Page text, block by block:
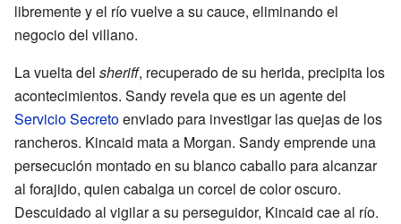
libremente y el río vuelve a su cauce, eliminando el
negocio del villano.
La vuelta del sheriff, recuperado de su herida, precipita los
acontecimientos. Sandy revela que es un agente del
Servicio Secretoenviado para investigar las quejas de los
rancheros. Kincaid mata a Morgan. Sandy emprende una
persecución montado en su blanco caballo para alcanzar
al forajido, quien cabalga un corcel de color oscuro.
Descuidado al vigilar a su perseguidor, Kincaid cae al río.